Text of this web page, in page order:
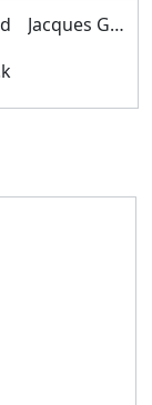
Jacques GREGOIR